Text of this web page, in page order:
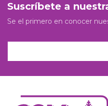
Suscríbete a
Se el primero en conocer